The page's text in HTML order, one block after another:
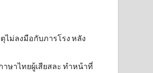
ตุไม่ลงมือกับภารโรง หลัง
าษาไทยผู้เสียสละ ทำหน้าที่